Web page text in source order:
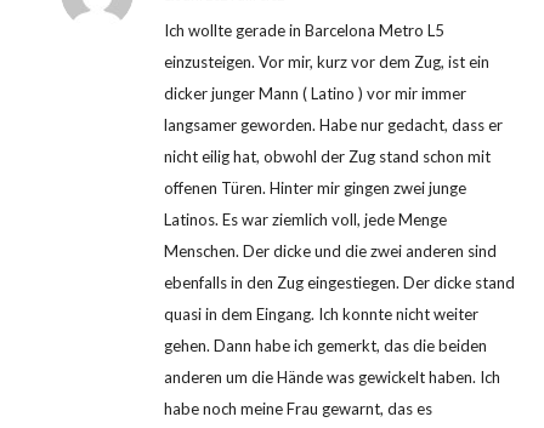
Ich wollte gerade in Barcelona Metro L5
einzusteigen. Vor mir, kurz vor dem Zug, ist ein
dicker junger Mann ( Latino ) vor mir immer
langsamer geworden. Habe nur gedacht, dass er
nicht eilig hat, obwohl der Zug stand schon mit
offenen Türen. Hinter mir gingen zwei junge
Latinos. Es war ziemlich voll, jede Menge
Menschen. Der dicke und die zwei anderen sind
ebenfalls in den Zug eingestiegen. Der dicke stand
quasi in dem Eingang. Ich konnte nicht weiter
gehen. Dann habe ich gemerkt, das die beiden
anderen um die Hände was gewickelt haben. Ich
habe noch meine Frau gewarnt, das es